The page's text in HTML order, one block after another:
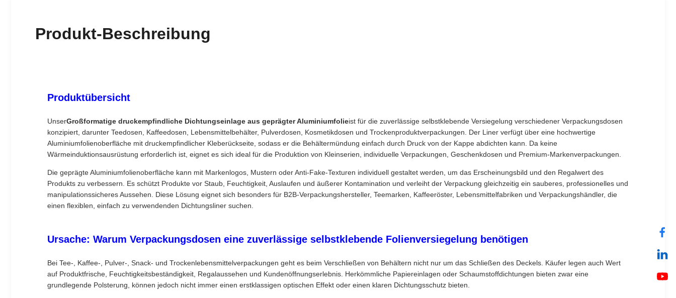
Produkt-Beschreibung
Produktübersicht
UnserGroßformatige druckempfindliche Dichtungseinlage aus geprägter Aluminiumfolieist für die zuverlässige selbstklebende Versiegelung verschiedener Verpackungsdosen
konzipiert, darunter Teedosen, Kaffeedosen, Lebensmittelbehälter, Pulverdosen, Kosmetikdosen und Trockenproduktverpackungen. Der Liner verfügt über eine hochwertige
Aluminiumfolienoberfläche mit druckempfindlicher Kleberückseite, sodass er die Behältermündung einfach durch Druck von der Kappe abdichten kann. Da keine
Wärmeinduktionsausrüstung erforderlich ist, eignet es sich ideal für die Produktion von Kleinserien, individuelle Verpackungen, Geschenkdosen und Premium-Markenverpackungen.
Die geprägte Aluminiumfolienoberfläche kann mit Markenlogos, Mustern oder Anti-Fake-Texturen individuell gestaltet werden, um das Erscheinungsbild und den Regalwert des
Produkts zu verbessern. Es schützt Produkte vor Staub, Feuchtigkeit, Auslaufen und äußerer Kontamination und verleiht der Verpackung gleichzeitig ein sauberes, professionelles und
manipulationssicheres Aussehen. Diese Lösung eignet sich besonders für B2B-Verpackungshersteller, Teemarken, Kaffeeröster, Lebensmittelfabriken und Verpackungshändler, die
einen flexiblen, einfach zu verwendenden Dichtungsliner suchen.
Ursache: Warum Verpackungsdosen eine zuverlässige selbstklebende Folienversiegelung benötigen
Bei Tee-, Kaffee-, Pulver-, Snack- und Trockenlebensmittelverpackungen geht es beim Verschließen von Behältern nicht nur um das Schließen des Deckels. Käufer legen auch Wert
auf Produktfrische, Feuchtigkeitsbeständigkeit, Regalaussehen und Kundenöffnungserlebnis. Herkömmliche Papiereinlagen oder Schaumstoffdichtungen bieten zwar eine
grundlegende Polsterung, können jedoch nicht immer einen erstklassigen optischen Effekt oder einen klaren Dichtungsschutz bieten.